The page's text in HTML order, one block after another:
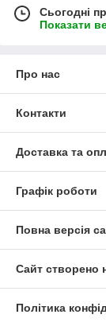
Сьогодні
Показати
Про нас
Контакти
Доставка та
Графік роботи
Повна версія
Сайт створено
Політика